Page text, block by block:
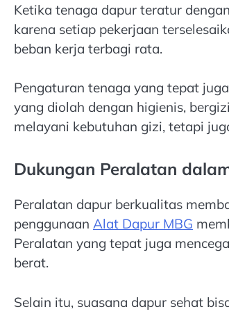
Ketika tenaga dapur teratur
karena setiap pekerjaan
beban kerja terbagi rata.
Pengaturan tenaga yang tepat
yang diolah dengan higienis,
melayani kebutuhan gizi, tetapi
Dukungan Peralatan
Peralatan dapur berkualitas
penggunaan Alat Dapur MBG
Peralatan yang tepat juga
berat.
Selain itu, suasana dapur sehat